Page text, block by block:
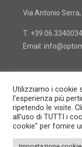
Via Antonio
T:
Email:
© 2022
Utilizziamo i cookie
l'esperienza più
ripetendo le visite.
all'uso di TUTTI i
cookie" per fornire